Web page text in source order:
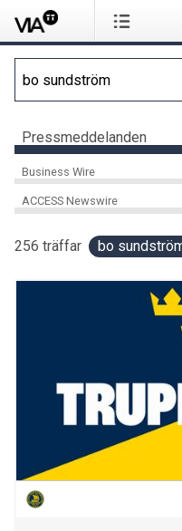
Pressmeddelanden
Business Wire
ACCESS Newswire
256 träffar bo